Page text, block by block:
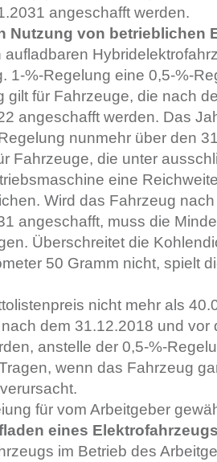
angeschafft werden.
Nutzung von betrieblichen
aufladbaren
1-%-Regelung eine 0,5-%-
gilt für Fahrzeuge, die nach
angeschafft werden. Das
nunmehr über den
Fahrzeuge, die unter
eine
Wird das Fahrzeug
angeschafft, muss die
Überschreitet die
50 Gramm nicht, spielt
nicht mehr als
dem 31.12.2018 und vor
anstelle der 0,5-%-
wenn das Fahrzeug
für vom Arbeitgeber
eines
im Betrieb des